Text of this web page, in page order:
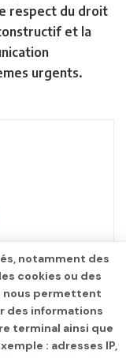
respect du droit
et la
urgents.
notamment des
cookies ou des
nous permettent
des informations
terminal ainsi que
: adresses IP,